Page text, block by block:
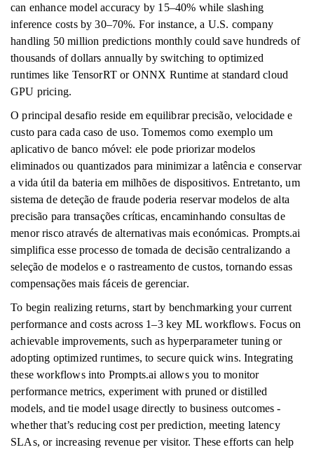
can enhance model accuracy by 15–40% while slashing
inference costs by 30–70%. For instance, a U.S. company
handling 50 million predictions monthly could save hundreds of
thousands of dollars annually by switching to optimized
runtimes like TensorRT or ONNX Runtime at standard cloud
GPU pricing.
O principal desafio reside em equilibrar precisão, velocidade e
custo para cada caso de uso. Tomemos como exemplo um
aplicativo de banco móvel: ele pode priorizar modelos
eliminados ou quantizados para minimizar a latência e conservar
a vida útil da bateria em milhões de dispositivos. Entretanto, um
sistema de deteção de fraude poderia reservar modelos de alta
precisão para transações críticas, encaminhando consultas de
menor risco através de alternativas mais económicas. Prompts.ai
simplifica esse processo de tomada de decisão centralizando a
seleção de modelos e o rastreamento de custos, tornando essas
compensações mais fáceis de gerenciar.
To begin realizing returns, start by benchmarking your current
performance and costs across 1–3 key ML workflows. Focus on
achievable improvements, such as hyperparameter tuning or
adopting optimized runtimes, to secure quick wins. Integrating
these workflows into Prompts.ai allows you to monitor
performance metrics, experiment with pruned or distilled
models, and tie model usage directly to business outcomes -
whether that’s reducing cost per prediction, meeting latency
SLAs, or increasing revenue per visitor. These efforts can help